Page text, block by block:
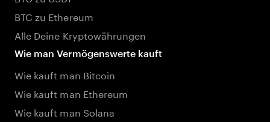
BTC zu Ethereum
Alle Deine Kryptowährungen
Wie man Vermögenswerte kauft
Wie kauft man Bitcoin
Wie kauft man Ethereum
Wie kauft man Solana